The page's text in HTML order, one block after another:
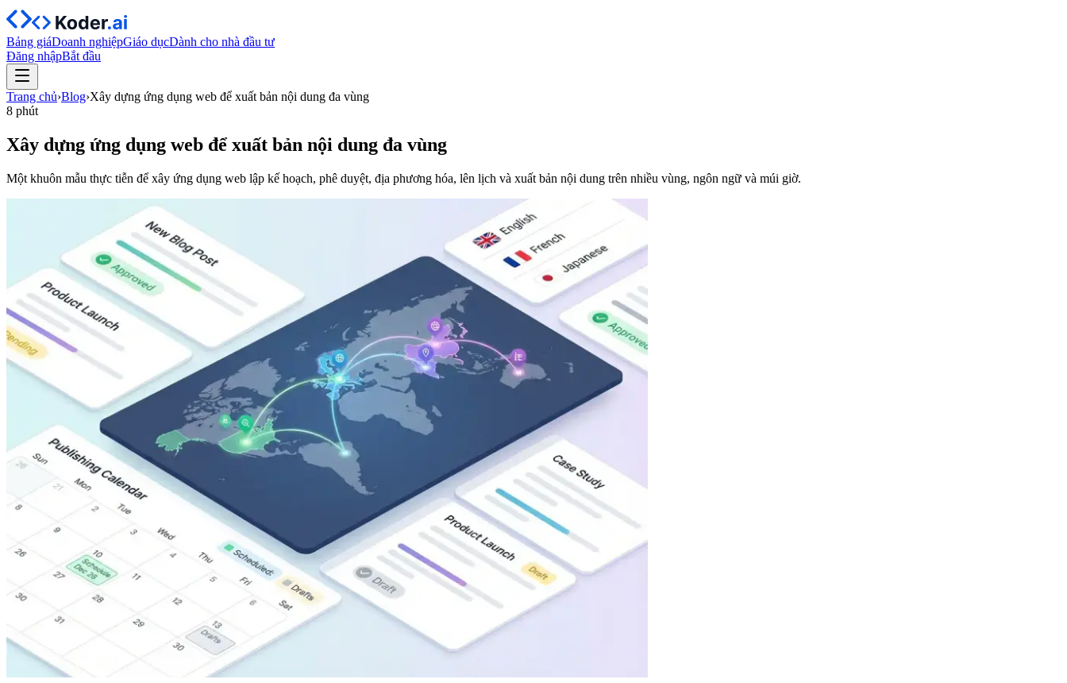
Bảng giáDoanh nghiệpGiáo dụcDành cho nhà đầu tư
Đăng nhậpBắt đầu
Trang chủ›Blog›Xây dựng ứng dụng web để xuất bản nội dung đa vùng
8 phút
Xây dựng ứng dụng web để xuất bản nội dung đa vùng
Một khuôn mẫu thực tiễn để xây ứng dụng web lập kế hoạch, phê duyệt, địa phương hóa, lên lịch và xuất bản nội dung trên nhiều vùng, ngôn ngữ và múi giờ.